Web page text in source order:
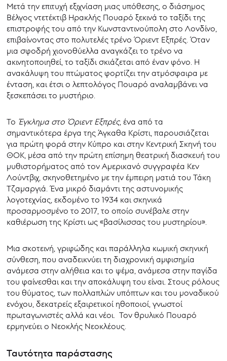
Μετά την επιτυχή εξιχνίαση μιας υπόθεσης, ο διάσημος
Βέλγος ντετέκτιβ Ηρακλής Πουαρό ξεκινά το ταξίδι της
επιστροφής του από την Κωνσταντινούπολη στο Λονδίνο,
επιβαίνοντας στο πολυτελές τρένο Όριεντ Εξπρές. Όταν
μια σφοδρή χιονοθύελλα αναγκάζει το τρένο να
ακινητοποιηθεί, το ταξίδι σκιάζεται από έναν φόνο. Η
ανακάλυψη του πτώματος φορτίζει την ατμόσφαιρα με
ένταση, και έτσι ο λεπτολόγος Πουαρό αναλαμβάνει να
ξεσκεπάσει το μυστήριο.
Το Έγκλημα στο Όριεντ Εξπρές, ένα από τα
σημαντικότερα έργα της Άγκαθα Κρίστι, παρουσιάζεται
για πρώτη φορά στην Κύπρο και στην Κεντρική Σκηνή του
ΘΟΚ, μέσα από την πρώτη επίσημη θεατρική διασκευή του
μυθιστορήματος από τον Αμερικανό συγγραφέα Κεν
Λούντβιχ, σκηνοθετημένο με την έμπειρη ματιά του Τάκη
Τζαμαργιά. Ένα μικρό διαμάντι της αστυνομικής
λογοτεχνίας, εκδομένο το 1934 και σκηνικά
προσαρμοσμένο το 2017, το οποίο συνέβαλε στην
καθιέρωση της Κρίστι ως «βασίλισσας του μυστηρίου».
Μια σκοτεινή, γριφώδης και παράλληλα κωμική σκηνική
σύνθεση, που αναδεικνύει τη διαχρονική αμφισημία
ανάμεσα στην αλήθεια και το ψέμα, ανάμεσα στην παγίδα
του φαίνεσθαι και την αποκάλυψη του είναι. Στους ρόλους
του θύματος, των πολλαπλών υπόπτων και του μοναδικού
ενόχου, δεκατρείς εξαιρετικοί ηθοποιοί, γνωστοί
πρωταγωνιστές αλλά και νέοι. Τον θρυλικό Πουαρό
ερμηνεύει ο Νεοκλής Νεοκλέους.
Ταυτότητα παράστασης